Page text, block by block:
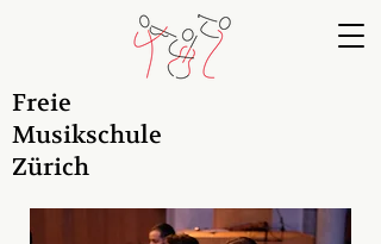
Freie
Musikschule
Zürich